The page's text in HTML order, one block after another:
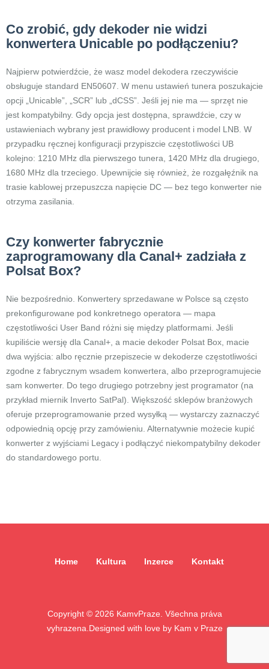
Co zrobić, gdy dekoder nie widzi
konwertera Unicable po podłączeniu?
Najpierw potwierdźcie, że wasz model dekodera rzeczywiście
obsługuje standard EN50607. W menu ustawień tunera poszukajcie
opcji „Unicable”, „SCR” lub „dCSS”. Jeśli jej nie ma — sprzęt nie
jest kompatybilny. Gdy opcja jest dostępna, sprawdźcie, czy w
ustawieniach wybrany jest prawidłowy producent i model LNB. W
przypadku ręcznej konfiguracji przypiszcie częstotliwości UB
kolejno: 1210 MHz dla pierwszego tunera, 1420 MHz dla drugiego,
1680 MHz dla trzeciego. Upewnijcie się również, że rozgałęźnik na
trasie kablowej przepuszcza napięcie DC — bez tego konwerter nie
otrzyma zasilania.
Czy konwerter fabrycznie
zaprogramowany dla Canal+ zadziała z
Polsat Box?
Nie bezpośrednio. Konwertery sprzedawane w Polsce są często
prekonfigurowane pod konkretnego operatora — mapa
częstotliwości User Band różni się między platformami. Jeśli
kupiliście wersję dla Canal+, a macie dekoder Polsat Box, macie
dwa wyjścia: albo ręcznie przepiszecie w dekoderze częstotliwości
zgodne z fabrycznym wsadem konwertera, albo przeprogramujecie
sam konwerter. Do tego drugiego potrzebny jest programator (na
przykład miernik Inverto SatPal). Większość sklepów branżowych
oferuje przeprogramowanie przed wysyłką — wystarczy zaznaczyć
odpowiednią opcję przy zamówieniu. Alternatywnie możecie kupić
konwerter z wyjściami Legacy i podłączyć niekompatybilny dekoder
do standardowego portu.
Home Kultura Inzerce Kontakt
Copyright © 2026 KamvPraze. Všechna práva
vyhrazena. Designed with love by Kam v Praze